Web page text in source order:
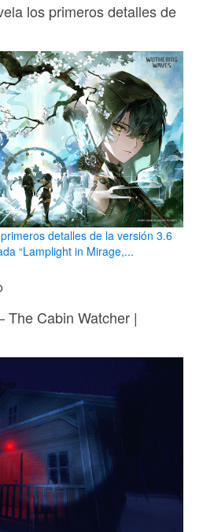
los primeros detalles de
detalles de la versión 3.6
“Lamplight in Mirage,...
The Cabin Watcher |